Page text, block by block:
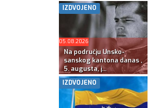
IZDVOJENO
05.08.2026
Na području Unsko-
sanskog kantona danas ,
5. augusta, j...
IZDVOJENO